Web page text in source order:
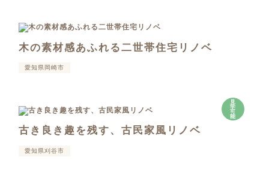
木の素材感あふれる二世帯住宅リノベ
愛知県岡崎市
見
学
可
能
古き良き趣を残す、古民家風リノベ
愛知県刈谷市